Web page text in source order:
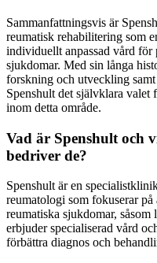
Sammanfattningsvis är
reumatisk rehabilitering som
individuellt anpassad vård för
sjukdomar. Med sin långa
forskning och utveckling
Spenshult det självklara valet
inom detta område.
Vad är Spenshult och
bedriver de?
Spenshult är en
reumatologi som fokuserar
reumatiska sjukdomar,
erbjuder specialiserad vård
förbättra diagnos och